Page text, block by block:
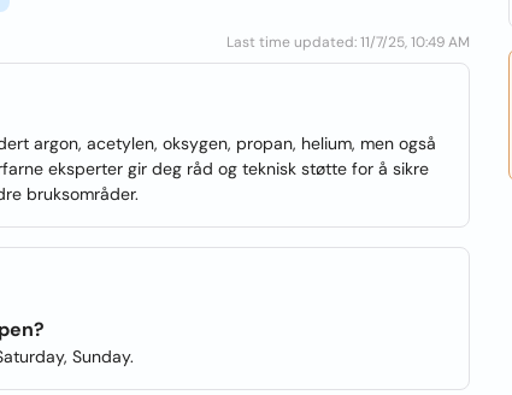
Last time updated: 11/7/25, 10:49 AM
argon, acetylen, oksygen, propan, helium, men også
eksperter gir deg råd og teknisk støtte for å sikre
bruksområder.
Sunday.